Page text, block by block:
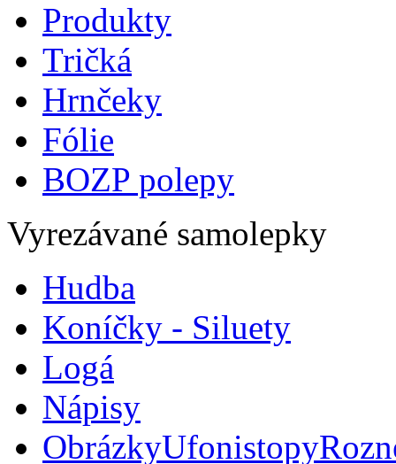
Produkty
Tričká
Hrnčeky
Fólie
BOZP polepy
Vyrezávané samolepky
Hudba
Koníčky - Siluety
Logá
Nápisy
ObrázkyUfonistopy